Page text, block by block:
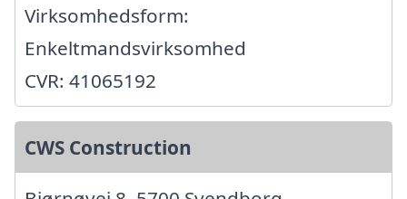
Virksomhedsform:
Enkeltmandsvirksomhed
CVR: 41065192
CWS Construction